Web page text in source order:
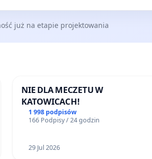
już na etapie projektowania
NIE DLA MECZETU W
KATOWICACH!
1 998 podpisów
166 Podpisy / 24 godzin
29 Jul 2026